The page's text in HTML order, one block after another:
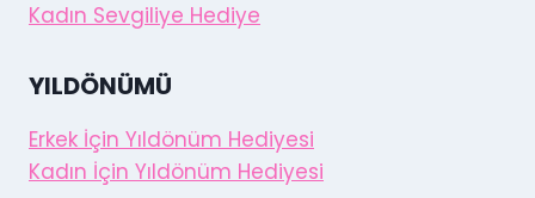
Kadın Sevgiliye Hediye
YILDÖNÜMÜ
Erkek İçin Yıldönüm Hediyesi
Kadın İçin Yıldönüm Hediyesi